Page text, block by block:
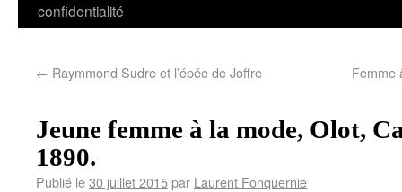
confidentialité
← Raymmond Sudre et l’épée de Joffre Femme
Jeune femme à la mode, Olot,
1890.
Publié le30 juillet 2015par Laurent Fonquernie